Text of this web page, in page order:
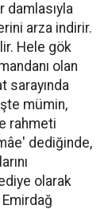
damlasıyla
arza indirir.
Hele gök
olan
sarayında
mümin,
rahmeti
dediğinde,
olarak